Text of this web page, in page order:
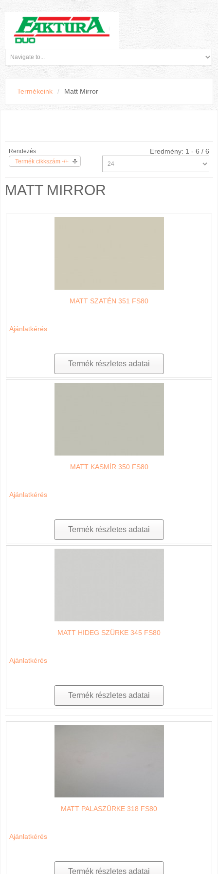
Termékeink / Matt Mirror
Rendezés
Termék cikkszám -/+
Eredmény: 1 - 6 / 6
MATT MIRROR
MATT SZATÉN 351 FS80
Ajánlatkérés
Termék részletes adatai
MATT KASMÍR 350 FS80
Ajánlatkérés
Termék részletes adatai
MATT HIDEG SZÜRKE 345 FS80
Ajánlatkérés
Termék részletes adatai
MATT PALASZÜRKE 318 FS80
Ajánlatkérés
Termék részletes adatai